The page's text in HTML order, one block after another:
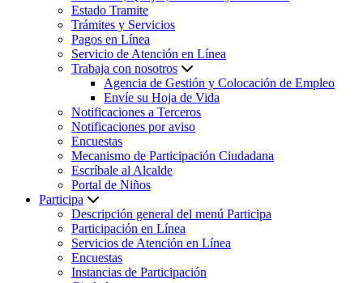
Estado Tramite
Trámites y Servicios
Pagos en Línea
Servicio de Atención en Línea
Trabaja con nosotros
Agencia de Gestión y Colocación de Empleo
Envíe su Hoja de Vida
Notificaciones a Terceros
Notificaciones por aviso
Encuestas
Mecanismo de Participación Ciudadana
Escríbale al Alcalde
Portal de Niños
Participa
Descripción general del menú Participa
Participación en Línea
Servicios de Atención en Línea
Encuestas
Instancias de Participación